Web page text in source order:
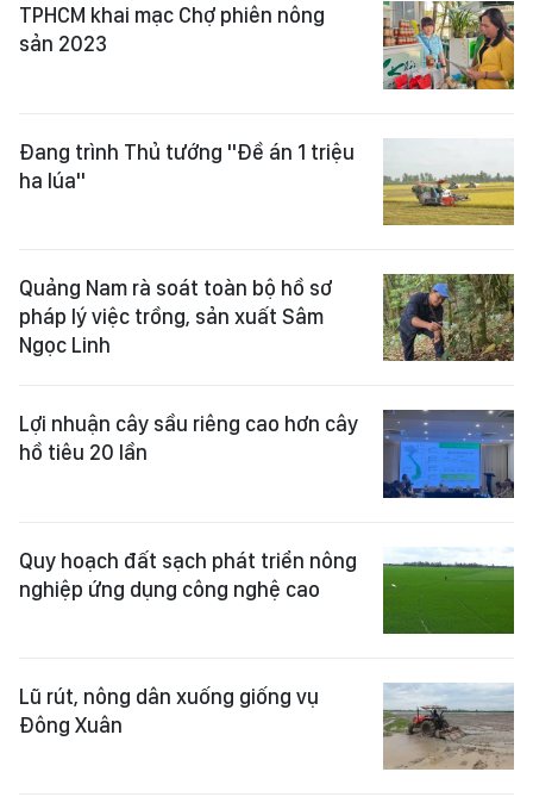
TPHCM khai mạc Chợ phiên nông
sản 2023
Đang trình Thủ tướng "Đề án 1 triệu
ha lúa"
Quảng Nam rà soát toàn bộ hồ sơ
pháp lý việc trồng, sản xuất Sâm
Ngọc Linh
Lợi nhuận cây sầu riêng cao hơn cây
hồ tiêu 20 lần
Quy hoạch đất sạch phát triển nông
nghiệp ứng dụng công nghệ cao
Lũ rút, nông dân xuống giống vụ
Đông Xuân